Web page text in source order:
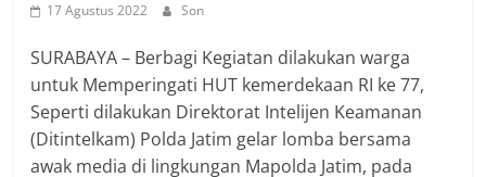
17 Agustus 2022 Son
SURABAYA – Berbagi Kegiatan dilakukan warga
untuk Memperingati HUT kemerdekaan RI ke 77,
Seperti dilakukan Direktorat Intelijen Keamanan
(Ditintelkam) Polda Jatim gelar lomba bersama
awak media di lingkungan Mapolda Jatim, pada